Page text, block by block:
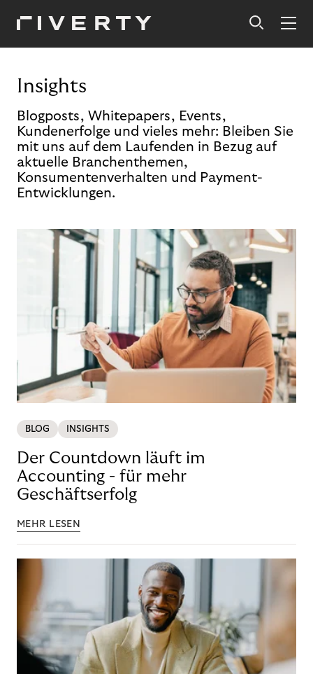
Insights
Blogposts, Whitepapers, Events,
Kundenerfolge und vieles mehr: Bleiben Sie
mit uns auf dem Laufenden in Bezug auf
aktuelle Branchenthemen,
Konsumentenverhalten und Payment-
Entwicklungen.
BLOG INSIGHTS
Der Countdown läuft im
Accounting - für mehr
Geschäftserfolg
MEHR LESEN